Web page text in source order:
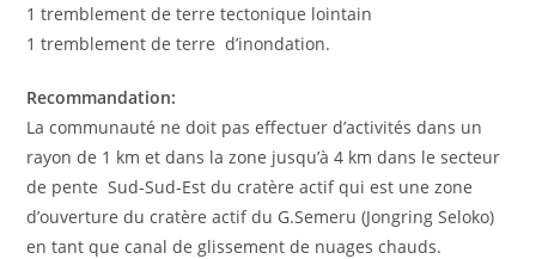
1 tremblement de terre tectonique lointain
1 tremblement de terre d’inondation.
Recommandation:
La communauté ne doit pas effectuer d’activités dans un
rayon de 1 km et dans la zone jusqu’à 4 km dans le secteur
de pente Sud-Sud-Est du cratère actif qui est une zone
d’ouverture du cratère actif du G.Semeru (Jongring Seloko)
en tant que canal de glissement de nuages ​​chauds.